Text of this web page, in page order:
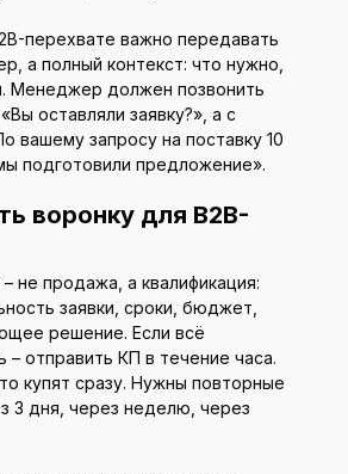
перехвате важно передавать
а полный контекст: что нужно,
Менеджер должен позвонить
оставляли заявку?», а с
вашему запросу на поставку 10
подготовили предложение».
воронку для B2B-
не продажа, а квалификация:
заявки, сроки, бюджет,
решение. Если всё
– отправить КП в течение часа.
купят сразу. Нужны повторные
3 дня, через неделю, через